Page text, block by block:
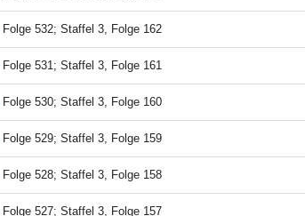
Folge 532; Staffel 3, Folge 162
Folge 531; Staffel 3, Folge 161
Folge 530; Staffel 3, Folge 160
Folge 529; Staffel 3, Folge 159
Folge 528; Staffel 3, Folge 158
Folge 527; Staffel 3, Folge 157